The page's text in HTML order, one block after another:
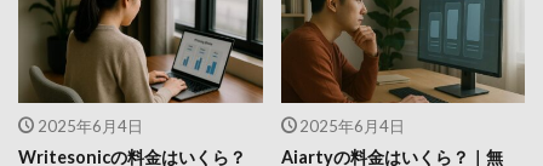
2025年6月4日
Writesonicの料金はいくら？
2025年6月4日
Aiartyの料金はいくら？｜無